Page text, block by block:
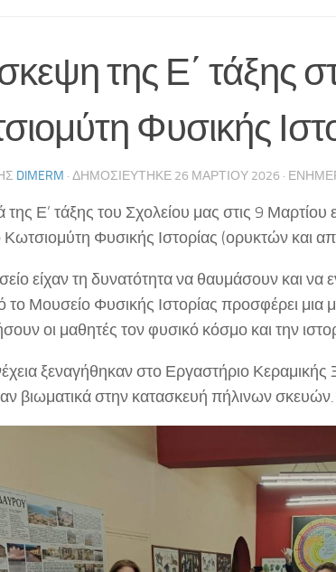
της Ε΄ τάξης
Φυσικής
DIMERM · ΔΗΜΟΣΙΕΎΤΗΚΕ 26 ΜΑΡΤΊΟΥ 2026 ·
της Ε’ τάξης του Σχολείου μας στις 9 Μαρτίου
Φυσικής Ιστορίας (ορυκτών και
είχαν τη δυνατότητα να θαυμάσουν και να
το Μουσείο Φυσικής Ιστορίας προσφέρει μια
οι μαθητές τον φυσικό κόσμο και την
ξεναγήθηκαν στο Εργαστήριο
βιωματικά στην κατασκευή πήλινων σκευών.